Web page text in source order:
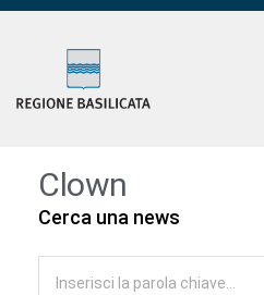
Clown
Cerca una news